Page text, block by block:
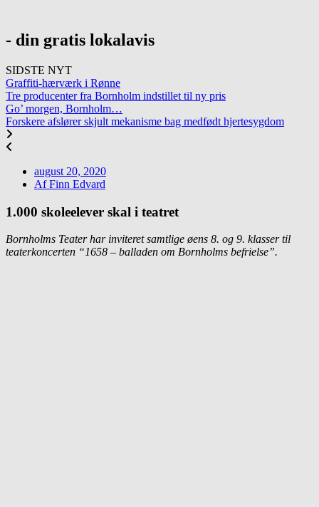
- din gratis lokalavis
SIDSTE NYT
Graffiti-hærværk i Rønne
Tre producenter fra Bornholm indstillet til ny pris
Go’ morgen, Bornholm…
Forskere afslører skjult mekanisme bag medfødt hjertesygdom
august 20, 2020
AfFinn Edvard
1.000 skoleelever skal i teatret
Bornholms Teater har inviteret samtlige øens 8. og 9. klasser til
teaterkoncerten “1658 – balladen om Bornholms befrielse”.